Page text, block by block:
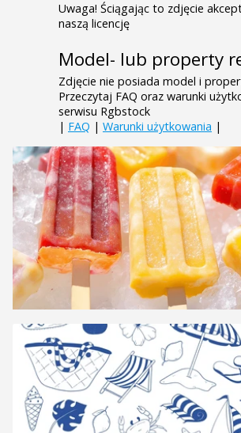
Uwaga! Ściągając to zdjęcie
naszą licencję
Model- lub property
Zdjęcie nie posiada model i
Przeczytaj FAQ oraz warunki
serwisu Rgbstock
| FAQ | Warunki użytkowania |